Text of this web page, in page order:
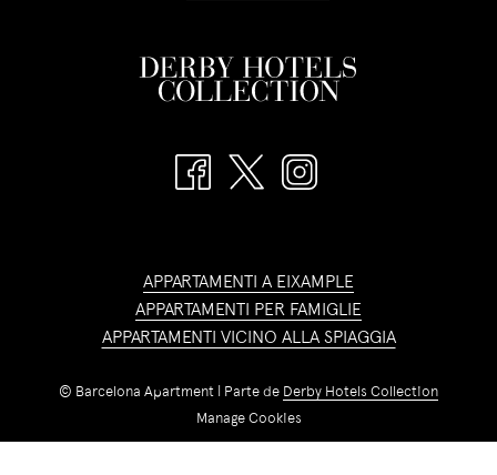
APPARTAMENTI A EIXAMPLE
APPARTAMENTI PER FAMIGLIE
APPARTAMENTI VICINO ALLA SPIAGGIA
© Barcelona Apartment | Parte de Derby Hotels Collection
Manage Cookies